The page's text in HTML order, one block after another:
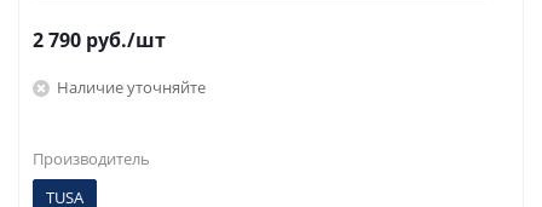
2 790 руб./шт
Наличие уточняйте
Производитель
TUSA